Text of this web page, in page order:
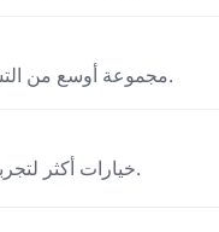
مجموعة أوسع من التسريحات لتجربتها افتراضيًا.
خيارات أكثر لتجربة إطلالات جديدة ومتنوعة.